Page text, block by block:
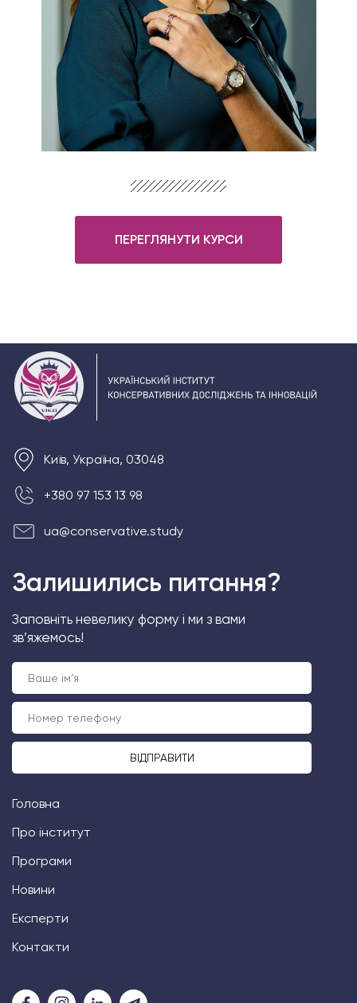
ПЕРЕГЛЯНУТИ КУРСИ
Київ, Україна, 03048
+380 97 153 13 98
ua@conservative.study
Залишились питання?
Заповніть невелику форму і ми з вами
зв’яжемось!
Головна
Про інститут
Програми
Новини
Експерти
Контакти